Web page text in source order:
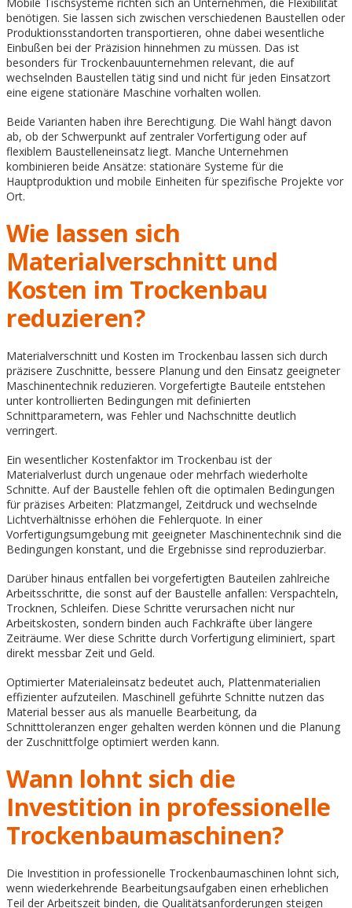
benötigen. Sie lassen sich zwischen verschiedenen Baustellen oder
Produktionsstandorten transportieren, ohne dabei wesentliche
Einbußen bei der Präzision hinnehmen zu müssen. Das ist
besonders für Trockenbauunternehmen relevant, die auf
wechselnden Baustellen tätig sind und nicht für jeden Einsatzort
eine eigene stationäre Maschine vorhalten wollen.
Beide Varianten haben ihre Berechtigung. Die Wahl hängt davon
ab, ob der Schwerpunkt auf zentraler Vorfertigung oder auf
flexiblem Baustelleneinsatz liegt. Manche Unternehmen
kombinieren beide Ansätze: stationäre Systeme für die
Hauptproduktion und mobile Einheiten für spezifische Projekte vor
Ort.
Wie lassen sich
Materialverschnitt und
Kosten im Trockenbau
reduzieren?
Materialverschnitt und Kosten im Trockenbau lassen sich durch
präzisere Zuschnitte, bessere Planung und den Einsatz geeigneter
Maschinentechnik reduzieren. Vorgefertigte Bauteile entstehen
unter kontrollierten Bedingungen mit definierten
Schnittparametern, was Fehler und Nachschnitte deutlich
verringert.
Ein wesentlicher Kostenfaktor im Trockenbau ist der
Materialverlust durch ungenaue oder mehrfach wiederholte
Schnitte. Auf der Baustelle fehlen oft die optimalen Bedingungen
für präzises Arbeiten: Platzmangel, Zeitdruck und wechselnde
Lichtverhältnisse erhöhen die Fehlerquote. In einer
Vorfertigungsumgebung mit geeigneter Maschinentechnik sind die
Bedingungen konstant, und die Ergebnisse sind reproduzierbar.
Darüber hinaus entfallen bei vorgefertigten Bauteilen zahlreiche
Arbeitsschritte, die sonst auf der Baustelle anfallen: Verspachteln,
Trocknen, Schleifen. Diese Schritte verursachen nicht nur
Arbeitskosten, sondern binden auch Fachkräfte über längere
Zeiträume. Wer diese Schritte durch Vorfertigung eliminiert, spart
direkt messbar Zeit und Geld.
Optimierter Materialeinsatz bedeutet auch, Plattenmaterialien
effizienter aufzuteilen. Maschinell geführte Schnitte nutzen das
Material besser aus als manuelle Bearbeitung, da
Schnitttoleranzen enger gehalten werden können und die Planung
der Zuschnittfolge optimiert werden kann.
Wann lohnt sich die
Investition in professionelle
Trockenbaumaschinen?
Die Investition in professionelle Trockenbaumaschinen lohnt sich,
wenn wiederkehrende Bearbeitungsaufgaben einen erheblichen
Teil der Arbeitszeit binden, die Qualitätsanforderungen steigen